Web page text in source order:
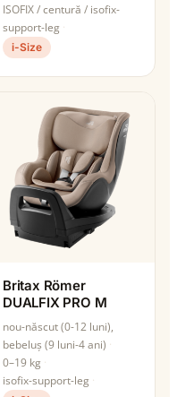
ISOFIX / centură / isofix-
support-leg
i-Size
Britax Römer
DUALFIX PRO M
nou-născut (0-12 luni),
bebeluș (9 luni-4 ani)
0–19 kg
isofix-support-leg